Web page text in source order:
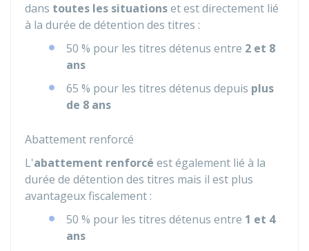
dans toutes les situationset est directement lié
à la durée de détention des titres :
50 % pour les titres détenus entre 2 et 8
ans
65 % pour les titres détenus depuis plus
de 8 ans
Abattement renforcé
L'abattement renforcé est également lié à la
durée de détention des titres mais il est plus
avantageux fiscalement :
50 % pour les titres détenus entre 1 et 4
ans